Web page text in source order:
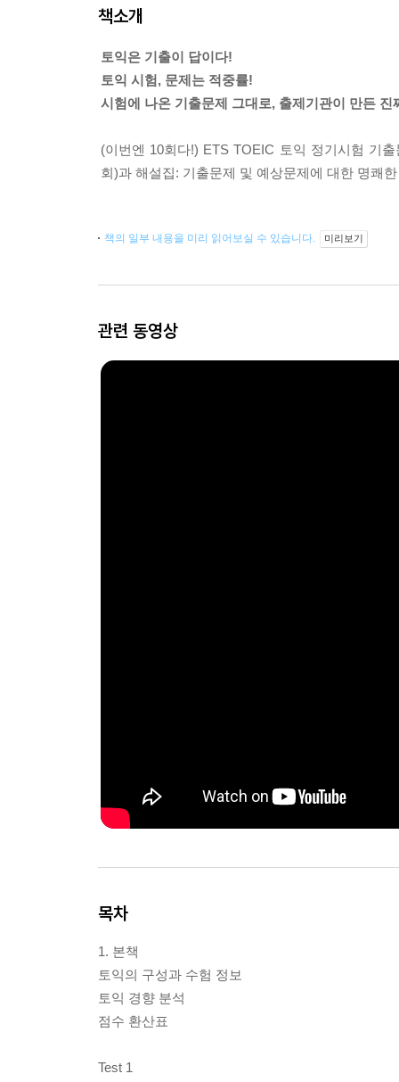
책소개
토익은 기출이 답이다!
토익 시험, 문제는 적중률!
시험에 나온 기출문제 그대로, 출제기관이 만든
(이번엔 10회다!) ETS TOEIC 토익 정기시험 기
회)과 해설집: 기출문제 및 예상문제에 대한 명쾌
책의 일부 내용을 미리 읽어보실 수 있습니다. 미리보기
관련 동영상
목차
1. 본책
토익의 구성과 수험 정보
토익 경향 분석
점수 환산표
Test 1